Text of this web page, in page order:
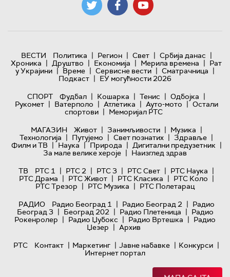
ВЕСТИ Политика | Регион | Свет | Србија данас |
Хроника | Друштво | Економија | Мерила времена | Рат
у Украјини | Време | Сервисне вести | Сматрачница |
Подкаст | ЕУ могућности 2026
СПОРТ
Фудбал | Кошарка | Тенис | Одбојка |
Рукомет | Ватерполо | Атлетика | Ауто-мото | Остали
спортови | Меморијал РТС
МАГАЗИН
Живот | Занимљивости | Музика |
Технологијa | Путујемо | Свет познатих | Здравље |
Филм и ТВ | Наука | Природа | Дигитални предузетник |
За мале велике хероје | Наизглед здрав
ТВ
РТС 1 | РТС 2 | РТС 3 | РТС Свет | РТС Наука |
РТС Драма | РТС Живот | РТС Класика | РТС Коло |
РТС Трезор | РТС Музика | РТС Полетарац
РАДИО
Радио Београд 1 | Радио Београд 2 | Радио
Београд 3 | Београд 202 | Радио Плетеница | Радио
Рокенролер | Радио Џубокс | Радио Вртешка | Радио
Џезер | Архив
РТС
Контакт | Маркетинг | Јавне набавке | Конкурси |
Интернет портал